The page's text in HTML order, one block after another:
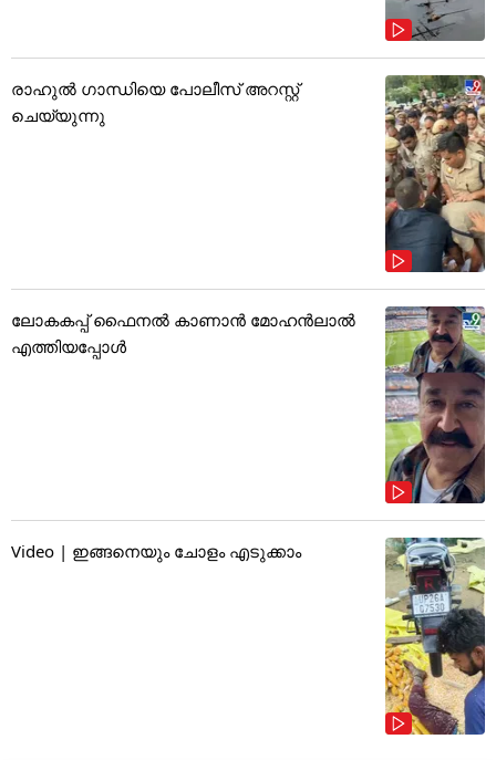
രാഹുൽ ഗാന്ധിയെ പോലീസ് അറസ്റ്റ്
ചെയ്യുന്നു
ലോകകപ്പ് ഫൈനൽ കാണാൻ മോഹൻലാൽ
എത്തിയപ്പോൾ
Video | ഇങ്ങനെയും ചോളം എടുക്കാം